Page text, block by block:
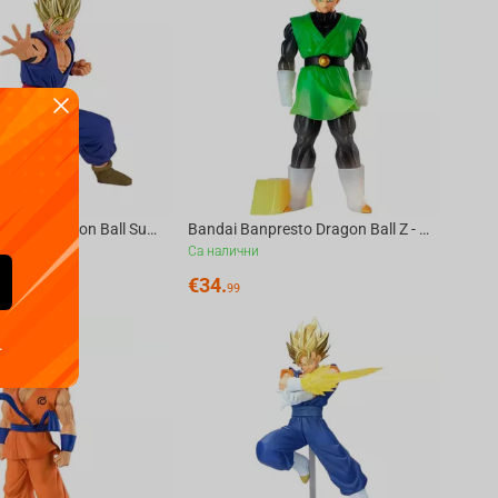
Bandai Banpresto Dragon Ball Super: Super Hero - Blood Of SaiyansｰSpecial XIII Figure Bandai Banpresto Dragon Ball Z - Clearise Super Saiyan Son Gohan(Great Saiyamanver.) ...
Са налични
€34.99